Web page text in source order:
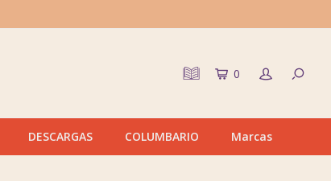
0
DESCARGAS COLUMBARIO Marcas